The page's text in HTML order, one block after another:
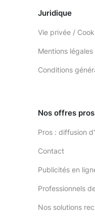
Juridique
Vie privée /
Mentions légales
Conditions
Nos offres pros
Pros : diffusion
Contact
Publicités en
Professionnels
Nos solutions